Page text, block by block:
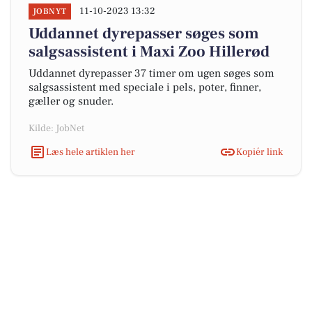
JOBNYT 11-10-2023 13:32
Uddannet dyrepasser søges som
salgsassistent i Maxi Zoo Hillerød
Uddannet dyrepasser 37 timer om ugen søges som
salgsassistent med speciale i pels, poter, finner,
gæller og snuder.
Kilde: JobNet
Læs hele artiklen her
Kopiér link